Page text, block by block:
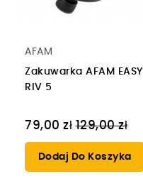
AFAM
Zakuwarka AFAM EASY
RIV 5
79,00 zł Cena
regularna
129,00 zł
Dodaj Do Koszyka